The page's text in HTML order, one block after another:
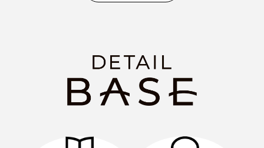
■ その他、プレゼントに関する注意事項
・初めてディテールホームグループにご来場いただ
く方のみ対象とさせていだきます。